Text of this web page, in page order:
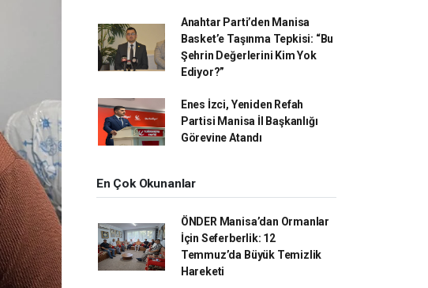
Anahtar Parti’den Manisa
Basket’e Taşınma Tepkisi: “Bu
Şehrin Değerlerini Kim Yok
Ediyor?”
Enes İzci, Yeniden Refah
Partisi Manisa İl Başkanlığı
Görevine Atandı
En Çok Okunanlar
ÖNDER Manisa’dan Ormanlar
İçin Seferberlik: 12
Temmuz’da Büyük Temizlik
Hareketi